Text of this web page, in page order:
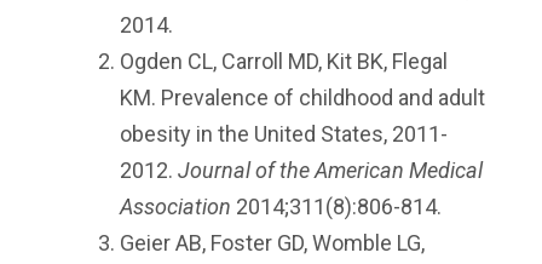
2014.
Ogden CL, Carroll MD, Kit BK, Flegal
KM. Prevalence of childhood and adult
obesity in the United States, 2011-
2012. Journal of the American Medical
Association 2014;311(8):806-814.
Geier AB, Foster GD, Womble LG,